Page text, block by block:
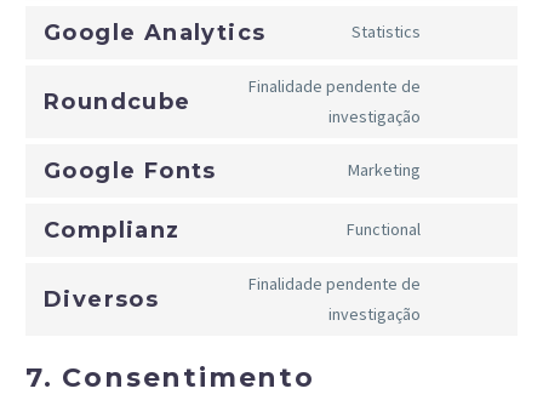
Google Analytics Statistics
Roundcube
Finalidade pendente de
investigação
Google Fonts Marketing
Complianz Functional
Diversos
Finalidade pendente de
investigação
7. Consentimento